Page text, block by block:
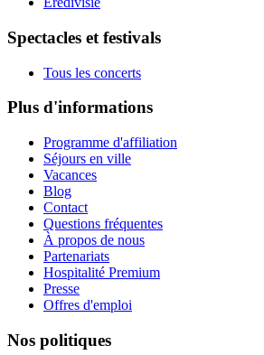
Spectacles et festivals
Tous les concerts
Plus d'informations
Programme d'affiliation
Séjours en ville
Vacances
Blog
Contact
Questions fréquentes
À propos de nous
Partenariats
Hospitalité Premium
Presse
Offres d'emploi
Nos politiques